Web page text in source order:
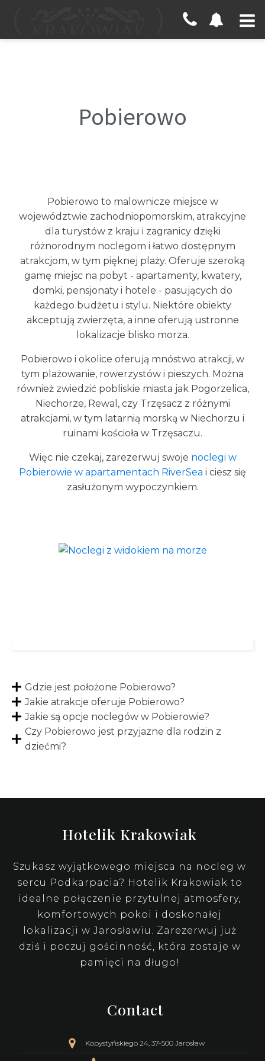
Pobierowo
Pobierowo to malownicze miejsce w
województwie zachodniopomorskim, atrakcyjne
dla turystów z kraju i zagranicy dzięki
różnorodnym noclegom i łatwo dostępnym
atrakcjom, w tym pięknej plaży. Oferuje szeroką
gamę miejsc na pobyt - apartamenty, kwatery,
domki, pensjonaty i hotele - pasujących do
każdego budżetu i stylu. Niektóre obiekty
akceptują zwierzęta, a inne oferują ustronne
lokalizacje blisko morza.
Pobierowo i okolice oferują mnóstwo atrakcji, w
tym plażowanie, rowerzystów i pieszych. Można
również zwiedzić pobliskie miasta jak Pogorzelica,
Niechorze, Rewal, czy Trzęsacz z różnymi
atrakcjami, w tym latarnią morską w Niechorzu i
ruinami kościoła w Trzęsaczu.
Więc nie czekaj, zarezerwuj swoje noclegi w
Pobierowie w apartamentach RiverSea i ciesz się
zasłużonym wypoczynkiem.
Gdzie jest położone Pobierowo?
Jakie atrakcje oferuje Pobierowo?
Jakie są opcje noclegów w Pobierowie?
Czy Pobierowo jest przyjazne dla rodzin z
dziećmi?
Hotelik Krakowiak
Szukasz wyjątkowego miejsca na nocleg w
sercu Podkarpacia? Hotelik Krakowiak to
idealne połączenie przytulnej atmosfery,
komfortowych pokoi i doskonałej
lokalizacji w Jarosławiu. Zarezerwuj już
dziś i poczuj gościnność, która zostaje w
pamięci na długo!
Contact
Kopystyńskiego 24, 37-500 Jarosław